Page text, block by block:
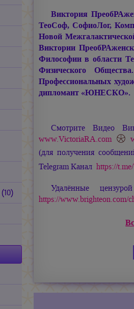
(10)
Виктория
ТеоСоф, СофиоЛог,
Новой
Виктории
Философии в области
Физического
Профессиональных
дипломант «ЮНЕСКО».
Смотрите Видео
www.VictoriaRA.com
(для получения
Telegram Канал https://
Удалённые
https://www.brighteon.com/